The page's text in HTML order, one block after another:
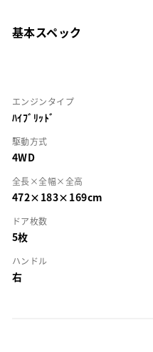
基本スペック
エンジンタイプ
ﾊｲﾌﾞﾘｯﾄﾞ
駆動方式
4WD
全長×全幅×全高
472×183×169cm
ドア枚数
5枚
ハンドル
右